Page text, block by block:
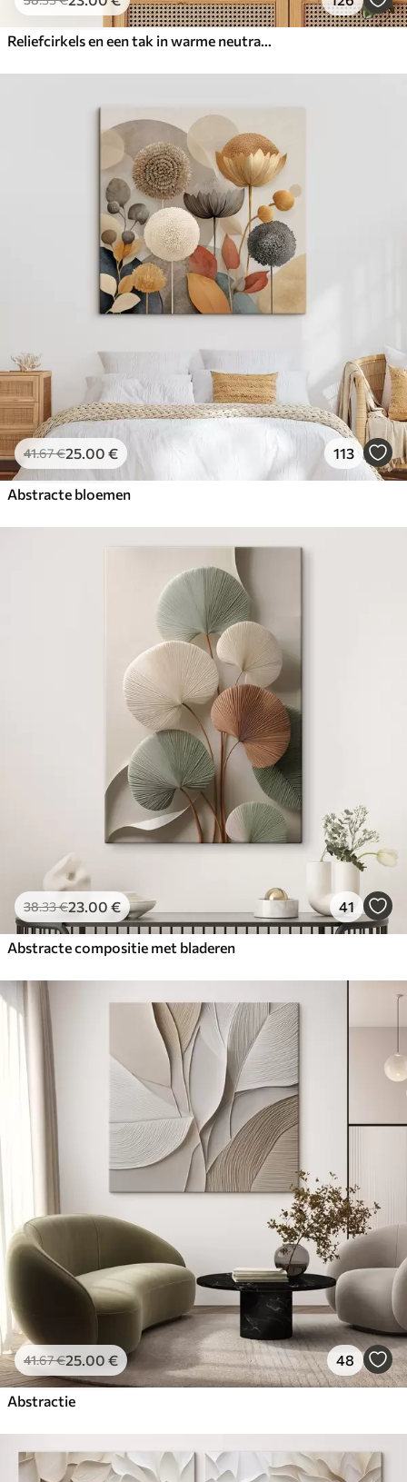
Reliefcirkels en een tak in warme neutrale tinten
41.67€25.00 € 113
Abstracte bloemen
38.33€23.00 € 41
Abstracte compositie met bladeren
41.67€25.00 € 48
Abstractie